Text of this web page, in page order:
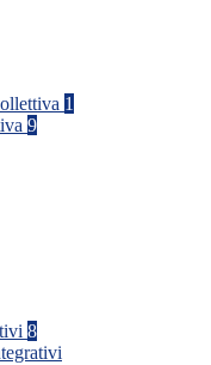
1
9
8